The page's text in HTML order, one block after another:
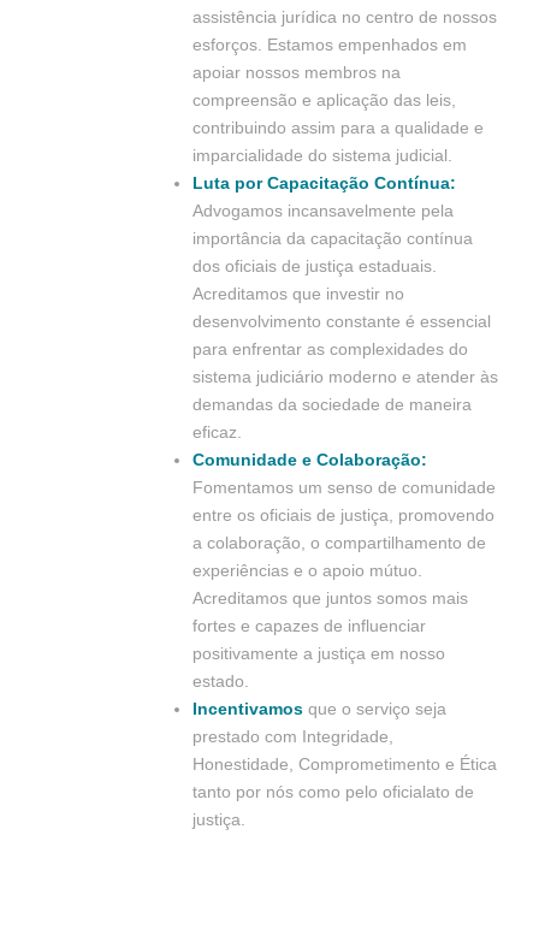
assistência jurídica no centro de nossos
esforços. Estamos empenhados em
apoiar nossos membros na
compreensão e aplicação das leis,
contribuindo assim para a qualidade e
imparcialidade do sistema judicial.
Luta por Capacitação Contínua:
Advogamos incansavelmente pela
importância da capacitação contínua
dos oficiais de justiça estaduais.
Acreditamos que investir no
desenvolvimento constante é essencial
para enfrentar as complexidades do
sistema judiciário moderno e atender às
demandas da sociedade de maneira
eficaz.
Comunidade e Colaboração:
Fomentamos um senso de comunidade
entre os oficiais de justiça, promovendo
a colaboração, o compartilhamento de
experiências e o apoio mútuo.
Acreditamos que juntos somos mais
fortes e capazes de influenciar
positivamente a justiça em nosso
estado.
Incentivamosque o serviço seja
prestado com Integridade,
Honestidade, Comprometimento e Ética
tanto por nós como pelo oficialato de
justiça.